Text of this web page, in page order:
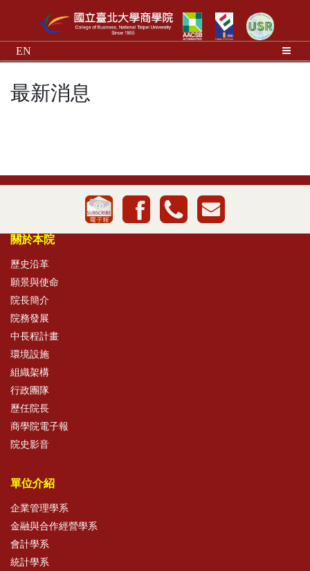
EN
最新消息
關於本院
歷史沿革
願景與使命
院長簡介
院務發展
中長程計畫
環境設施
組織架構
行政團隊
歷任院長
商學院電子報
院史影音
單位介紹
企業管理學系
金融與合作經營學系
會計學系
統計學系